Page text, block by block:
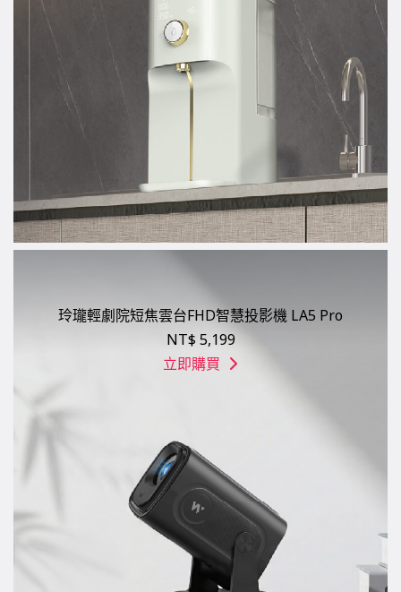
玲瓏輕劇院短焦雲台FHD智慧投影機 LA5 Pro
NT$ 5,199
立即購買